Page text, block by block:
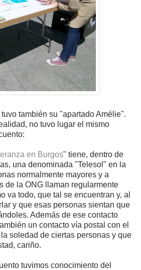
también su "apartado Amélie".
no tuvo lugar el mismo
en Burgos" tiene, dentro de
una denominada "Telesol" en la
normalmente mayores y a
de la ONG llaman regularmente
va todo, que tal se encuentran y, al
y que esas personas sientan que
Además de ese contacto
un contacto vía postal con el
soledad de ciertas personas y que
cariño.
tuvimos conocimiento del